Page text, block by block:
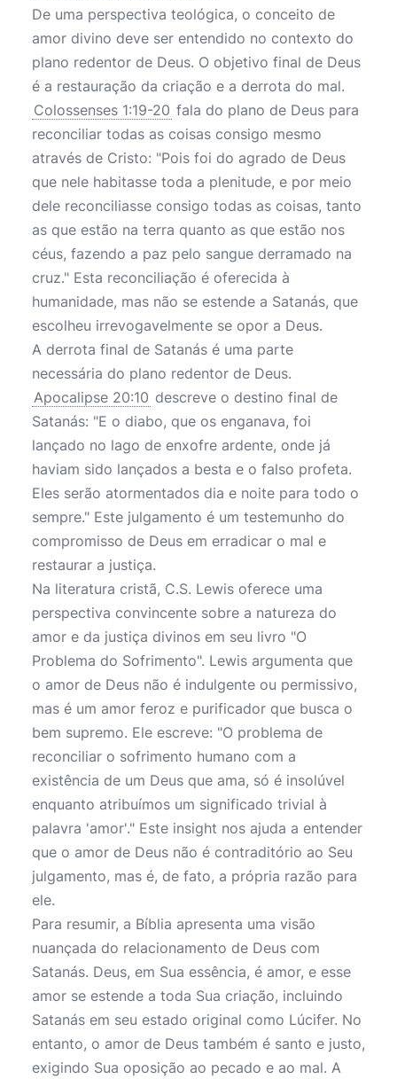
De uma perspectiva teológica, o conceito de
amor divino deve ser entendido no contexto do
plano redentor de Deus. O objetivo final de Deus
é a restauração da criação e a derrota do mal.
Colossenses 1:19-20 fala do plano de Deus para
reconciliar todas as coisas consigo mesmo
através de Cristo: "Pois foi do agrado de Deus
que nele habitasse toda a plenitude, e por meio
dele reconciliasse consigo todas as coisas, tanto
as que estão na terra quanto as que estão nos
céus, fazendo a paz pelo sangue derramado na
cruz." Esta reconciliação é oferecida à
humanidade, mas não se estende a Satanás, que
escolheu irrevogavelmente se opor a Deus.
A derrota final de Satanás é uma parte
necessária do plano redentor de Deus.
Apocalipse 20:10 descreve o destino final de
Satanás: "E o diabo, que os enganava, foi
lançado no lago de enxofre ardente, onde já
haviam sido lançados a besta e o falso profeta.
Eles serão atormentados dia e noite para todo o
sempre." Este julgamento é um testemunho do
compromisso de Deus em erradicar o mal e
restaurar a justiça.
Na literatura cristã, C.S. Lewis oferece uma
perspectiva convincente sobre a natureza do
amor e da justiça divinos em seu livro "O
Problema do Sofrimento". Lewis argumenta que
o amor de Deus não é indulgente ou permissivo,
mas é um amor feroz e purificador que busca o
bem supremo. Ele escreve: "O problema de
reconciliar o sofrimento humano com a
existência de um Deus que ama, só é insolúvel
enquanto atribuímos um significado trivial à
palavra 'amor'." Este insight nos ajuda a entender
que o amor de Deus não é contraditório ao Seu
julgamento, mas é, de fato, a própria razão para
ele.
Para resumir, a Bíblia apresenta uma visão
nuançada do relacionamento de Deus com
Satanás. Deus, em Sua essência, é amor, e esse
amor se estende a toda Sua criação, incluindo
Satanás em seu estado original como Lúcifer. No
entanto, o amor de Deus também é santo e justo,
exigindo Sua oposição ao pecado e ao mal. A